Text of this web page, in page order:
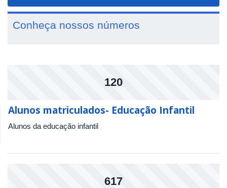
Conheça nossos números
120
Alunos matriculados- Educação Infantil
Alunos da educação infantil
617